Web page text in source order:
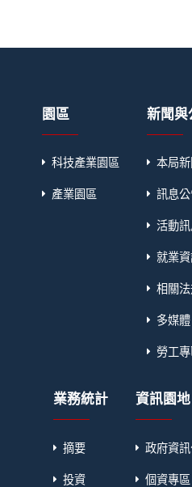
園區
科技產業園區
產業園區
新聞與
本局新
訊息
活動訊
就業資
相關法
多媒體
勞工專
業務統計
摘要
投資
資訊園地
政府資訊
個資專區